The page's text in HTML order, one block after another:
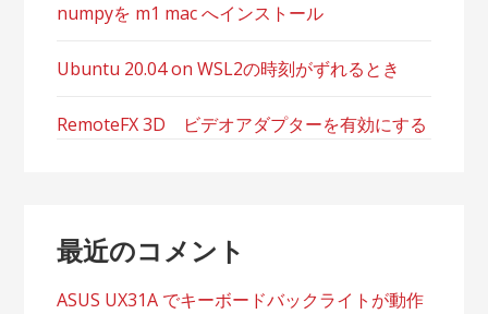
numpyを m1 mac へインストール
Ubuntu 20.04 on WSL2の時刻がずれるとき
RemoteFX 3D ビデオアダプターを有効にする
最近のコメント
ASUS UX31A でキーボードバックライトが動作